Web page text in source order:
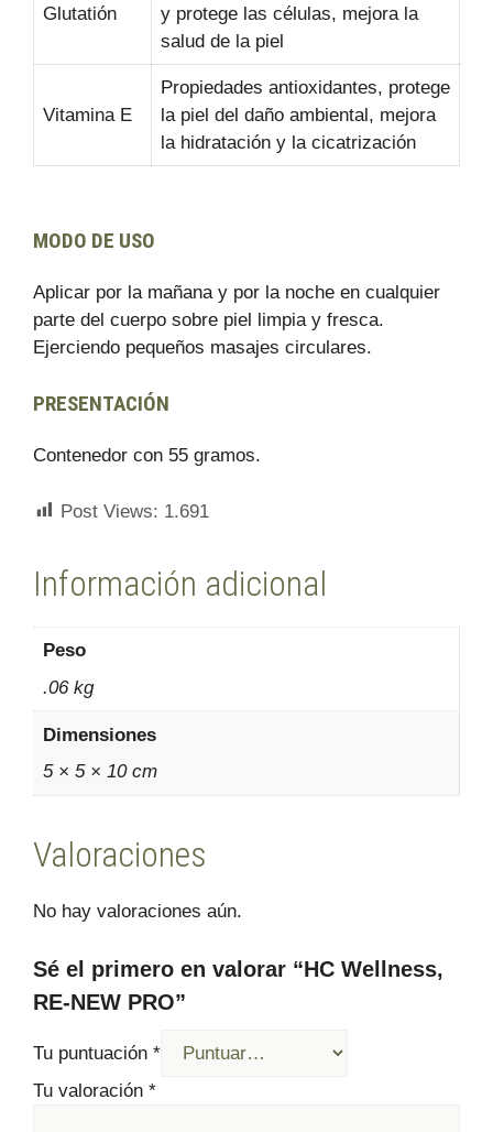
Glutatión
y protege las células, mejora la
salud de la piel
Vitamina E
Propiedades antioxidantes, protege
la piel del daño ambiental, mejora
la hidratación y la cicatrización
MODO DE USO
Aplicar por la mañana y por la noche en cualquier
parte del cuerpo sobre piel limpia y fresca.
Ejerciendo pequeños masajes circulares.
PRESENTACIÓN
Contenedor con 55 gramos.
Post Views: 1.691
Información adicional
Peso
.06 kg
Dimensiones
5 × 5 × 10 cm
Valoraciones
No hay valoraciones aún.
Sé el primero en valorar “HC Wellness,
RE-NEW PRO”
Tu puntuación *
Tu valoración *